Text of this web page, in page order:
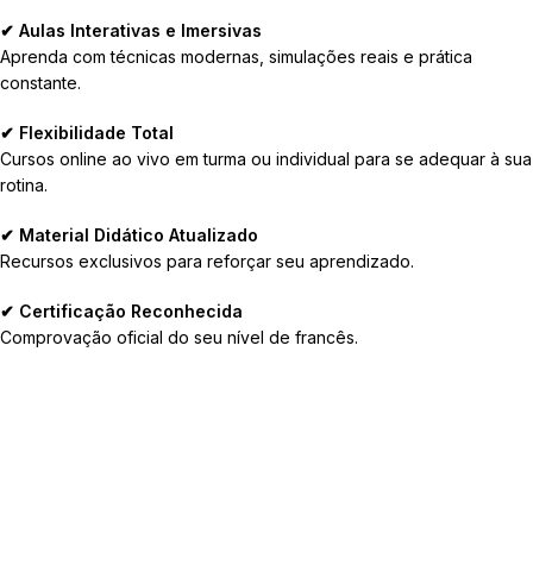
✔ Aulas Interativas e Imersivas
Aprenda com técnicas modernas, simulações reais e prática
constante.
✔ Flexibilidade Total
Cursos online ao vivo em turma ou individual para se adequar à sua
rotina.
✔ Material Didático Atualizado
Recursos exclusivos para reforçar seu aprendizado.
✔ Certificação Reconhecida
Comprovação oficial do seu nível de francês.